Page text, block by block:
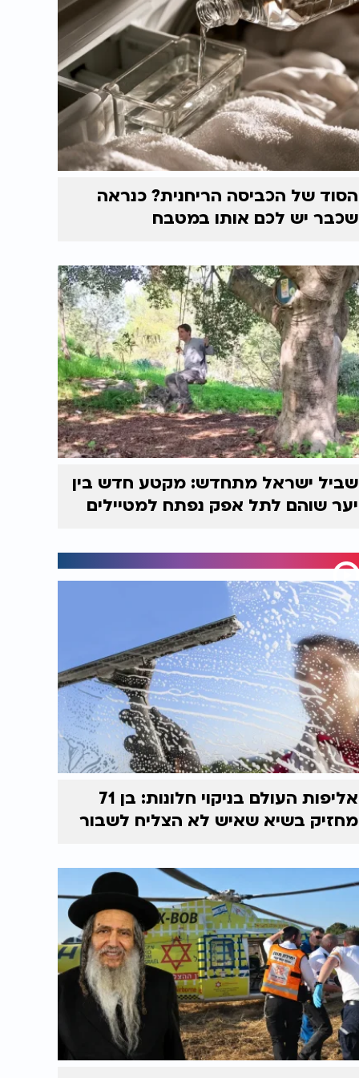
הסוד של הכביסה הריחנית? כנראה
שכבר יש לכם אותו במטבח
שביל ישראל מתחדש: מקטע חדש בין
יער שוהם לתל אפק נפתח למטיילים
אליפות העולם בניקוי חלונות: בן 71
מחזיק בשיא שאיש לא הצליח לשבור